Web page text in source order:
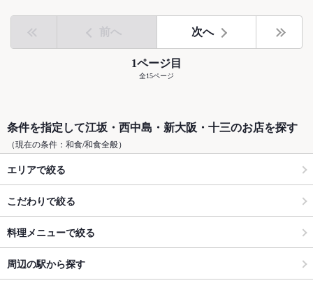
前へ 次へ
1ページ目
全15ページ
条件を指定して江坂・西中島・新大阪・十三のお店を探す
（現在の条件：和食/和食全般）
エリアで絞る
こだわりで絞る
料理メニューで絞る
周辺の駅から探す